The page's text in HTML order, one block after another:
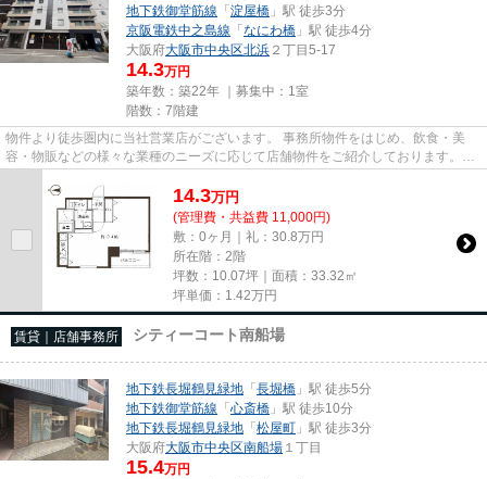
地下鉄御堂筋線 「淀屋橋 」駅 徒歩3分
京阪電鉄中之島線 「なにわ橋 」駅 徒歩4分
大阪府大阪市中央区北浜 ２丁目5-17
14.3万円
築年数：築22年 ｜募集中： 1室
階数：7階建
物件より徒歩圏内に当社営業店がございます。 事務所物件をはじめ、飲食・美
容・物販などの様々な業種のニーズに応じて店舗物件をご紹介しております。
尚、弊社ではおとり広告は一切...
14.3万円
(管理費・共益費 11,000円)
敷：0ヶ月｜礼：30.8万円
所在階：2階
坪数：10.07坪｜面積：33.32㎡
坪単価： 1.42万円
賃貸｜店舗事務所 シティーコート南船場
地下鉄長堀鶴見緑地 「長堀橋 」駅 徒歩5分
地下鉄御堂筋線 「心斎橋 」駅 徒歩10分
地下鉄長堀鶴見緑地 「松屋町 」駅 徒歩3分
大阪府大阪市中央区南船場 １丁目
15.4万円